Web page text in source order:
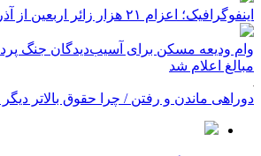
اینفوگرافیک؛ اعزام ۲۱ هزار زائر اربعین از آذربایجان‌شرقی
وام ودیعه مسکن برای آسیب‌دیدگان جنگ
مبالغ اعلام شد
دوراهی ماندن و رفتن / چرا حقوق بالاتر